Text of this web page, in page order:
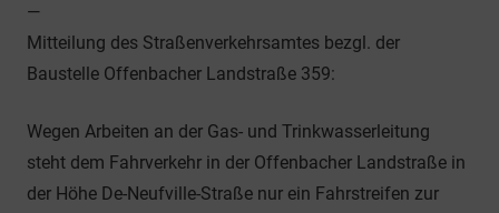
—
Mitteilung des Straßenverkehrsamtes bezgl. der
Baustelle Offenbacher Landstraße 359:
Wegen Arbeiten an der Gas- und Trinkwasserleitung
steht dem Fahrverkehr in der Offenbacher Landstraße in
der Höhe De-Neufville-Straße nur ein Fahrstreifen zur